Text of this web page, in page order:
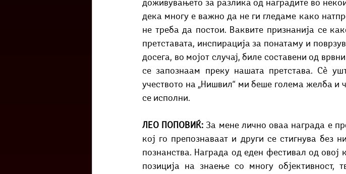
доживувањето за разлика од наградите во
дека многу е важно да не ги гледаме како
не треба да постои. Ваквите признанија се
претставата, инспирација за понатаму и
досега, во мојот случај, биле составени од
се запознаам преку нашата претстава. Сѐ
учеството на „Нишвил“ ми беше голема желба и
се исполни.
ЛЕО ПОПОВИЌ: За мене лично оваа награда е
кој го препознаваат и други се стигнува без
познанства. Награда од еден фестивал од овој
позиција на знаење со многу